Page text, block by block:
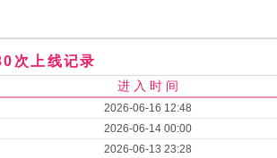
次上线记录
进 入 时 间
2026-06-16 12:48
2026-06-14 00:00
2026-06-13 23:28